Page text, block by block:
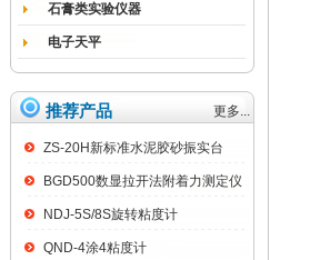
石膏类实验仪器
电子天平
推荐产品 更多...
ZS-20H新标准水泥胶砂振实台
BGD500数显拉开法附着力测定仪
NDJ-5S/8S旋转粘度计
QND-4涂4粘度计